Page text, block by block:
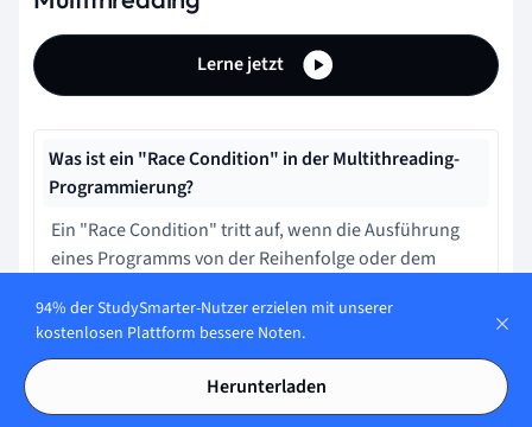
Lerne jetzt
Was ist ein "Race Condition" in der Multithreading-
Programmierung?
Ein "Race Condition" tritt auf, wenn die Ausführung
eines Programms von der Reihenfolge oder dem
Daten zugreifen. Ohne geeignete Synchronisation
kann dies zu inkonsistenten und unvorhersehbaren
94% der StudySmarter-Nutzer erzielen mit unserer
kostenlosen Plattform bessere Noten.
Herunterladen